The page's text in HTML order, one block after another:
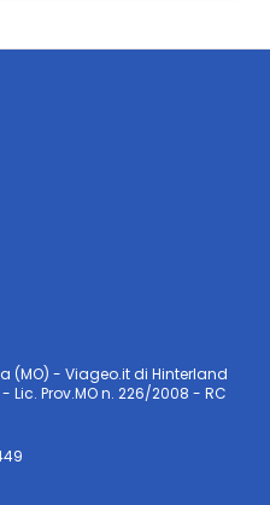
(MO) - Viageo.it di Hinterland
Lic. Prov.MO n. 226/2008 - RC